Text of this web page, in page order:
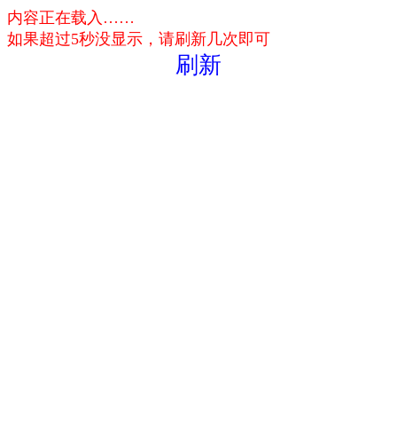
内容正在载入……
如果超过5秒没显示，请刷新几次即可
刷新